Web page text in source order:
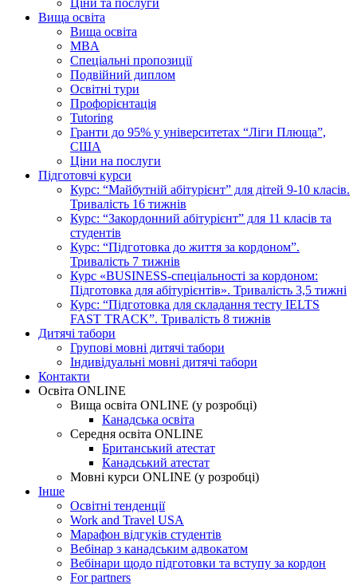
Ціни та послуги
Вища освіта
Вища освіта
MBA
Спеціальні пропозиції
Подвійний диплом
Освітні тури
Профорієнтація
Tutoring
Гранти до 95% у університетах “Ліги Плюща”,
США
Ціни на послуги
Підготовчі курси
Курс: “Майбутній абітурієнт” для дітей 9-10 класів.
Тривалість 16 тижнів
Курс: “Закордонний абітурієнт” для 11 класів та
студентів
Курс: “Підготовка до життя за кордоном”.
Тривалість 7 тижнів
Курс «BUSINESS-спеціальності за кордоном:
Підготовка для абітурієнтів». Тривалість 3,5 тижні
Курс: “Підготовка для складання тесту IELTS
FAST TRACK”. Тривалість 8 тижнів
Дитячі табори
Групові мовні дитячі табори
Індивідуальні мовні дитячі табори
Контакти
Освіта ONLINE
Вища освіта ONLINE (у розробці)
Канадська освіта
Середня освіта ONLINE
Британський атестат
Канадський атестат
Мовні курси ONLINE (у розробці)
Інше
Освітні тенденції
Work and Travel USA
Марафон відгуків студентів
Вебінар з канадським адвокатом
Вебінари щодо підготовки та вступу за кордон
For partners